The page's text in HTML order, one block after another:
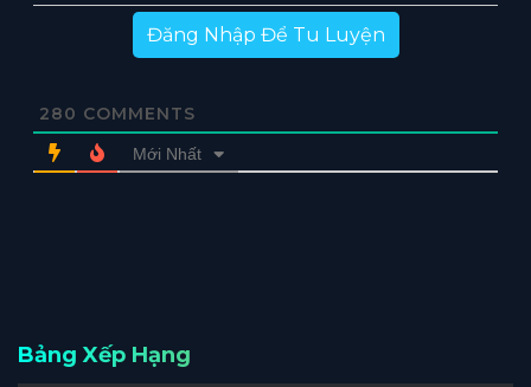
Đăng Nhập Để Tu Luyện
280 COMMENTS
Mới Nhất
Bảng Xếp Hạng